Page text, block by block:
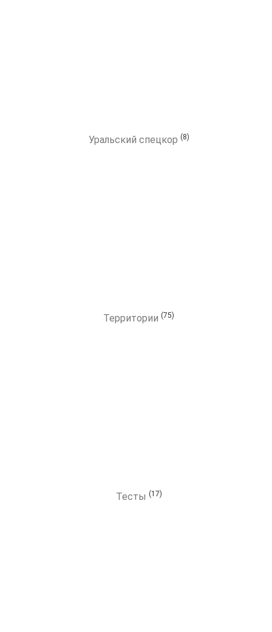
Уральский спецкор (8)
Территории (75)
Тесты (17)